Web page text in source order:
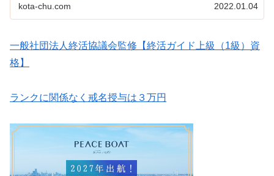
kota-chu.com 2022.01.04
一般社団法人終活協議会監修【終活ガイド上級（1級）資
格】
ランクに関係なく戒名授与は３万円